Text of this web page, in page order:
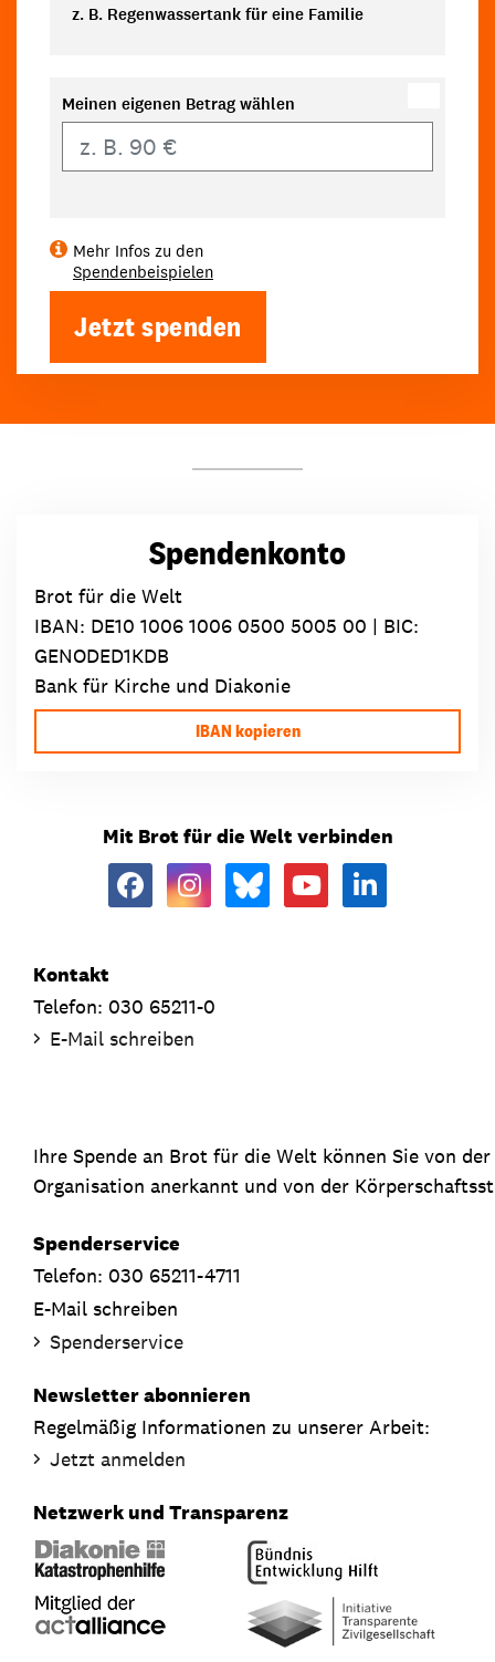
z. B. Regenwassertank für eine Familie
Meinen eigenen Betrag wählen
Mehr Infos zu den
Spendenbeispielen
Jetzt spenden
Spendenkonto
Brot für die Welt
IBAN: DE10 1006 1006 0500 5005 00 | BIC:
GENODED1KDB
Bank für Kirche und Diakonie
IBAN kopieren
Mit Brot für die Welt verbinden
Kontakt
Telefon: 030 65211-0
E-Mail schreiben
Ihre Spende an Brot für die Welt können Sie von
Organisation anerkannt und von der
Spenderservice
Telefon: 030 65211-4711
E-Mail schreiben
Spenderservice
Newsletter abonnieren
Regelmäßig Informationen zu unserer Arbeit:
Jetzt anmelden
Netzwerk und Transparenz